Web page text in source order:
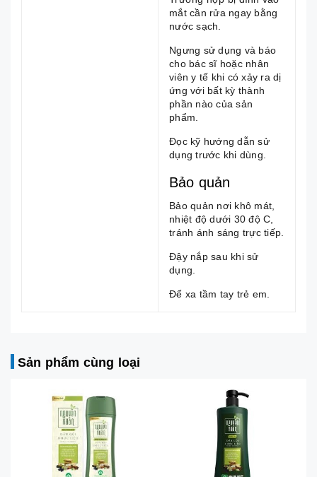
mắt cần rửa ngay bằng
nước sạch.
Ngưng sử dụng và báo
cho bác sĩ hoặc nhân
viên y tế khi có xảy ra dị
ứng với bất kỳ thành
phần nào của sản
phẩm.
Đọc kỹ hướng dẫn sử
dụng trước khi dùng.
Bảo quản
Bảo quản nơi khô mát,
nhiệt độ dưới 30 độ C,
tránh ánh sáng trực tiếp.
Đậy nắp sau khi sử
dụng.
Để xa tầm tay trẻ em.
Sản phẩm cùng loại